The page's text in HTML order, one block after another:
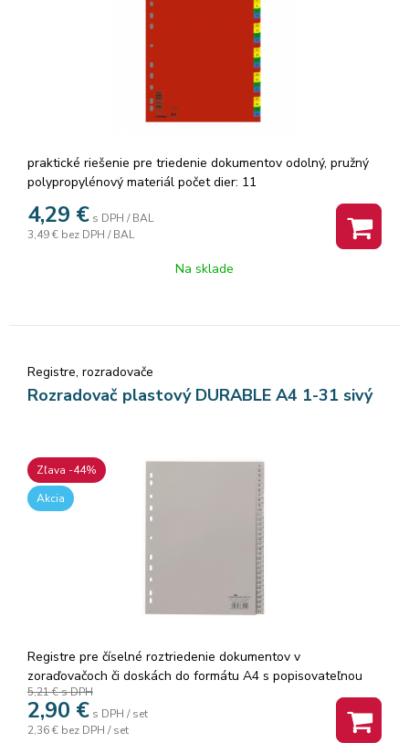
praktické riešenie pre triedenie dokumentov odolný, pružný
polypropylénový materiál počet dier: 11
4,29 € s DPH / BAL
3,49 € bez DPH / BAL
Na sklade
Registre, rozradovače
Rozradovač plastový DURABLE A4 1-31 sivý
Zľava -44%
Akcia
Registre pre číselné roztriedenie dokumentov v
zoraďovačoch či doskách do formátu A4 s popisovateľnou
titulnou stranou. Spevnená multiperforácia plastovým
prúžkom na titulnej strane. 31 deliacich listov so štítkami 1-
31 pre rýchlu orientáciu v obsahu
5,21 €s DPH
2,90 € s DPH / set
2,36 € bez DPH / set